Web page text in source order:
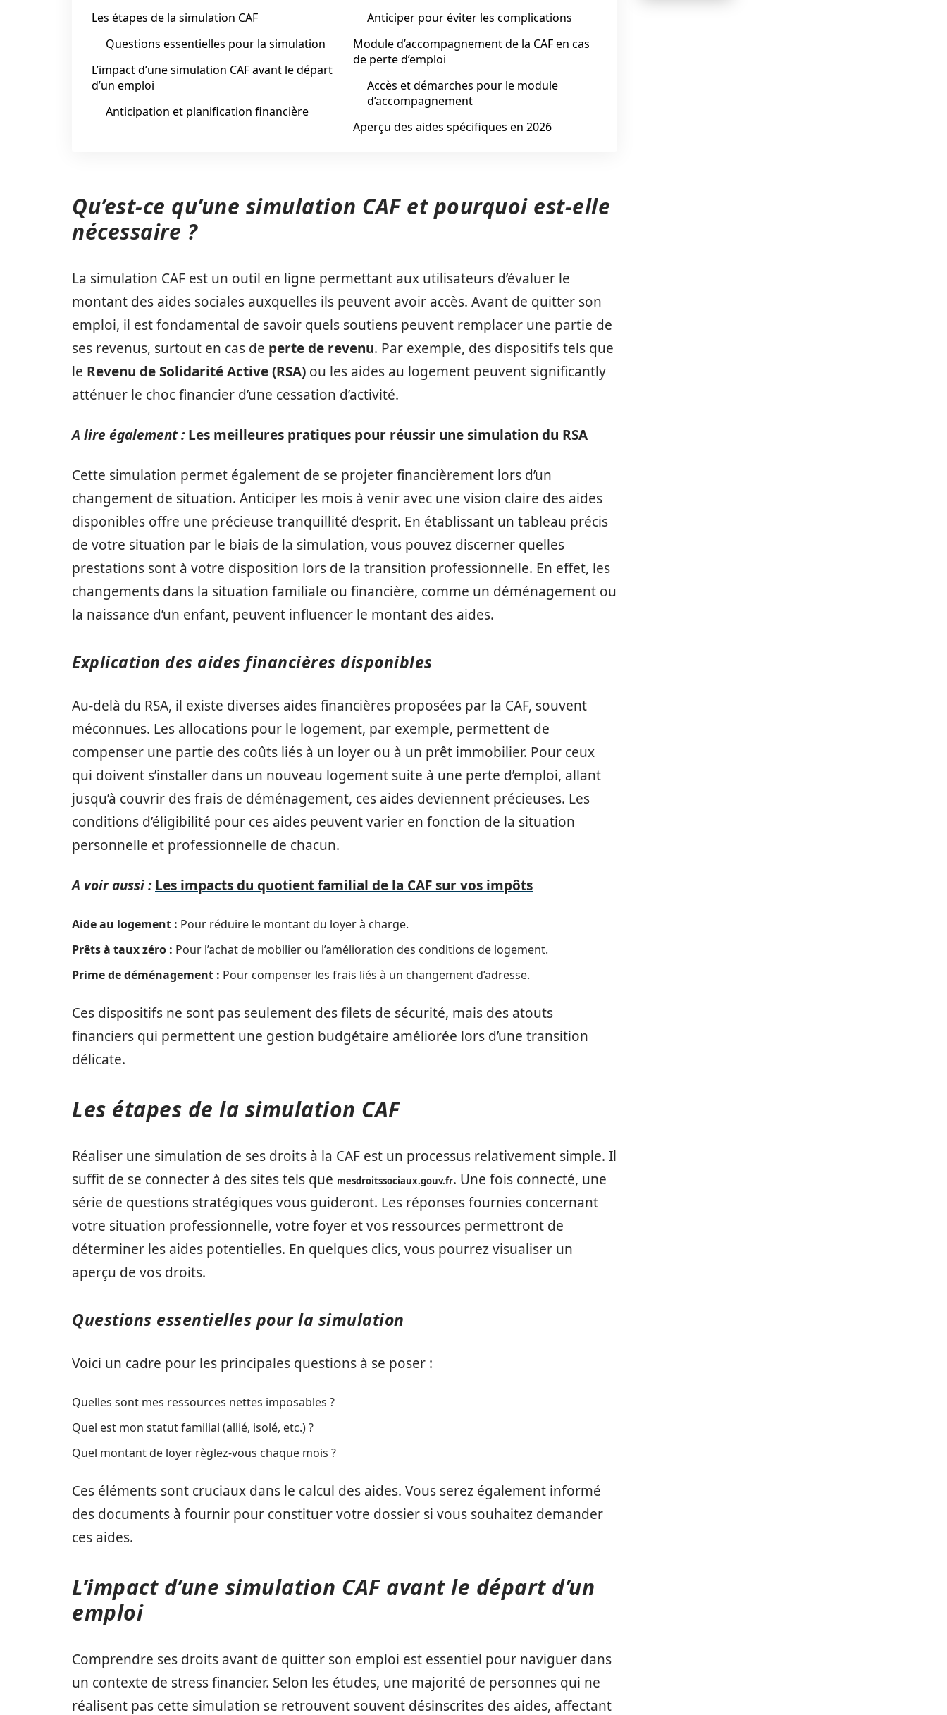
Les étapes de la simulation CAF
Questions essentielles pour la simulation
L’impact d’une simulation CAF avant le départ
d’un emploi
Anticipation et planification financière
Anticiper pour éviter les complications
Module d’accompagnement de la CAF en cas
de perte d’emploi
Accès et démarches pour le module
d’accompagnement
Aperçu des aides spécifiques en 2026
Qu’est-ce qu’une simulation CAF et pourquoi est-elle
nécessaire ?
La simulation CAF est un outil en ligne permettant aux utilisateurs d’évaluer le
montant des aides sociales auxquelles ils peuvent avoir accès. Avant de quitter son
emploi, il est fondamental de savoir quels soutiens peuvent remplacer une partie de
ses revenus, surtout en cas de perte de revenu. Par exemple, des dispositifs tels que
le Revenu de Solidarité Active (RSA) ou les aides au logement peuvent significantly
atténuer le choc financier d’une cessation d’activité.
A lire également : Les meilleures pratiques pour réussir une simulation du RSA
Cette simulation permet également de se projeter financièrement lors d’un
changement de situation. Anticiper les mois à venir avec une vision claire des aides
disponibles offre une précieuse tranquillité d’esprit. En établissant un tableau précis
de votre situation par le biais de la simulation, vous pouvez discerner quelles
prestations sont à votre disposition lors de la transition professionnelle. En effet, les
changements dans la situation familiale ou financière, comme un déménagement ou
la naissance d’un enfant, peuvent influencer le montant des aides.
Explication des aides financières disponibles
Au-delà du RSA, il existe diverses aides financières proposées par la CAF, souvent
méconnues. Les allocations pour le logement, par exemple, permettent de
compenser une partie des coûts liés à un loyer ou à un prêt immobilier. Pour ceux
qui doivent s’installer dans un nouveau logement suite à une perte d’emploi, allant
jusqu’à couvrir des frais de déménagement, ces aides deviennent précieuses. Les
conditions d’éligibilité pour ces aides peuvent varier en fonction de la situation
personnelle et professionnelle de chacun.
A voir aussi : Les impacts du quotient familial de la CAF sur vos impôts
Aide au logement : Pour réduire le montant du loyer à charge.
Prêts à taux zéro : Pour l’achat de mobilier ou l’amélioration des conditions de logement.
Prime de déménagement : Pour compenser les frais liés à un changement d’adresse.
Ces dispositifs ne sont pas seulement des filets de sécurité, mais des atouts
financiers qui permettent une gestion budgétaire améliorée lors d’une transition
délicate.
Les étapes de la simulation CAF
Réaliser une simulation de ses droits à la CAF est un processus relativement simple. Il
suffit de se connecter à des sites tels que mesdroitssociaux.gouv.fr. Une fois connecté, une
série de questions stratégiques vous guideront. Les réponses fournies concernant
votre situation professionnelle, votre foyer et vos ressources permettront de
déterminer les aides potentielles. En quelques clics, vous pourrez visualiser un
aperçu de vos droits.
Questions essentielles pour la simulation
Voici un cadre pour les principales questions à se poser :
Quelles sont mes ressources nettes imposables ?
Quel est mon statut familial (allié, isolé, etc.) ?
Quel montant de loyer règlez-vous chaque mois ?
Ces éléments sont cruciaux dans le calcul des aides. Vous serez également informé
des documents à fournir pour constituer votre dossier si vous souhaitez demander
ces aides.
L’impact d’une simulation CAF avant le départ d’un
emploi
Comprendre ses droits avant de quitter son emploi est essentiel pour naviguer dans
un contexte de stress financier. Selon les études, une majorité de personnes qui ne
réalisent pas cette simulation se retrouvent souvent désinscrites des aides, affectant